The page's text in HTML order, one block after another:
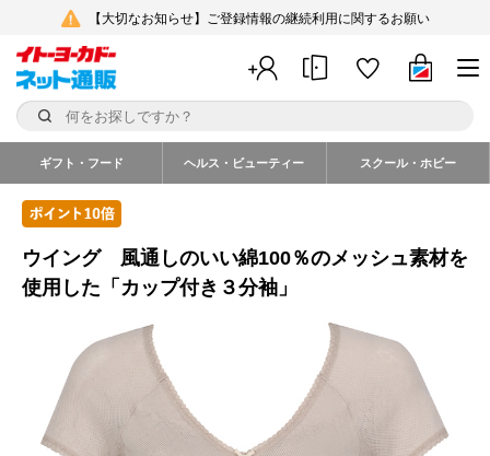
【大切なお知らせ】ご登録情報の継続利用に関するお願い
ギフト・フード ヘルス・ビューティー スクール・ホビー
ウイング 風通しのいい綿100％のメッシュ素材を
使用した「カップ付き３分袖」